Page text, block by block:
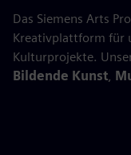
Das Siemens Arts
Kreativplattform für
Kulturprojekte.
Bildende Kunst